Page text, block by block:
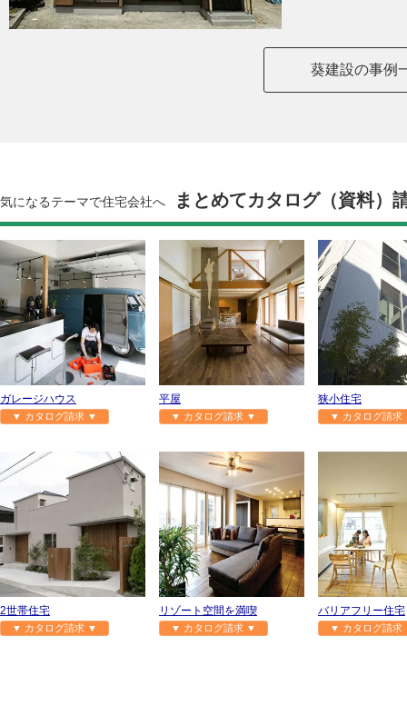
葵建設の事例
気になるテーマで住宅会社へ まとめてカタログ（資料）
ガレージハウス
▼ カタログ請求 ▼
平屋
▼ カタログ請求 ▼
狭小住宅
▼ カタログ請
2世帯住宅
▼ カタログ請求 ▼
リゾート空間を満喫
▼ カタログ請求 ▼
バリアフリー住宅
▼ カタログ請